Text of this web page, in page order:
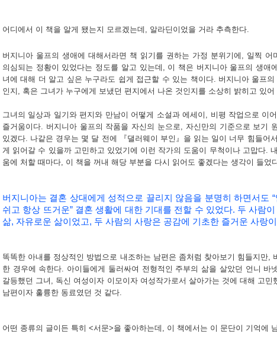
어디에서 이 책을 알게 됐는지 모르겠는데 , 알라딘이었을 거라 추측한다.
버지니아 울프의 생애에 대해서라면 책 읽기를 권하는 가정 분위기에 , 일찍 어
의심되는 정황이 있었다는 정도를 알고 있는데 , 이 책은 버지니아 울프의 생애
녀에 대해 더 알고 싶은 누구라도 쉽게 접근할 수 있는 책이다. 버지니아 울프
인지 , 혹은 그녀가 누구에게 보냈던 편지에서 나온 것인지를 소상히 밝히고 있
그녀의 일상과 일기와 편지와 만남이 어떻게 소설과 에세이 , 비평 작업으로 이
즐거움이다. 버지니아 울프의 작품을 자신의 눈으로, 자신만의 기준으로 보기
있겠다. 나같은 경우는 몇 달 전에 『댈러웨이 부인』을 읽는 일이 너무 힘들어서
게 읽어갈 수 있을까 고민하고 있었기에 이런 작가의 도움이 무척이나 고맙다.
움에 처할 때마다, 이 책을 꺼내 해당 부분을 다시 읽어도 좋겠다는 생각이 들었
버지니아는 결혼 상대에게 성적으로 끌리지 않음을 분명히 하면서도 “
쉬고 항상 뜨거운” 결혼 생활에 대한 기대를 전할 수 있었다. 두 사람
삶, 자유로운 삶이었고, 두 사람의 사랑은 공감에 기초한 즐거운 사랑
똑똑한 아내를 정상적인 방법으로 내조하는 남편은 좀처럼 찾아보기 힘들지만,
한 경우에 속한다. 아이들에게 둘러싸여 전형적인 주부의 삶을 살았던 언니 바
갈등했던 그녀 , 독신 여성이자 이모이자 여성작가로서 살아가는 것에 대해 고
남편이자 훌륭한 동료였던 것 같다.
어떤 종류의 글이든 특히 <서문>을 좋아하는데, 이 책에서는 이 문단이 기억에